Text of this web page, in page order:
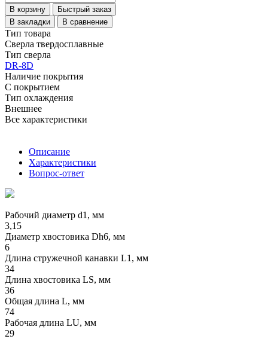
В корзину
Быстрый заказ
В закладки
В сравнение
Тип товара
Сверла твердосплавные
Тип сверла
DR-8D
Наличие покрытия
С покрытием
Тип охлаждения
Внешнее
Все характеристики
Описание
Характеристики
Вопрос-ответ
Рабочий диаметр d1, мм
3,15
Диаметр хвостовика Dh6, мм
6
Длина стружечной канавки L1, мм
34
Длина хвостовика LS, мм
36
Общая длина L, мм
74
Рабочая длина LU, мм
29